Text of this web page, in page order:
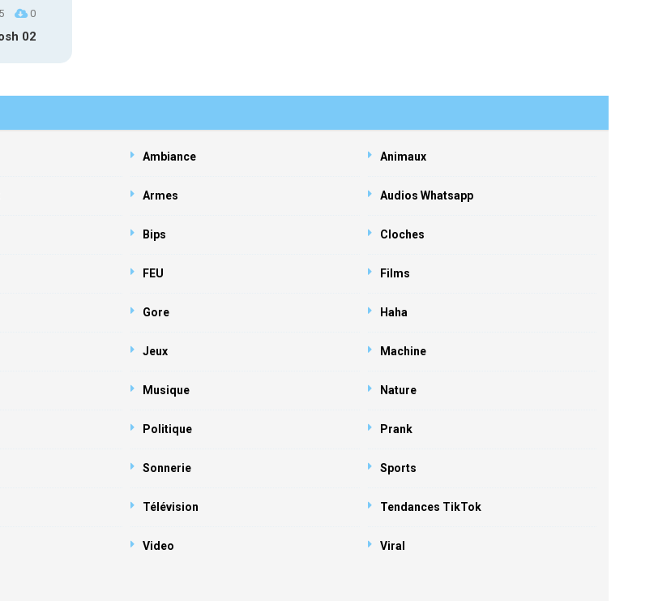
0
02
Ambiance Animaux
Armes Audios Whatsapp
Bips Cloches
FEU Films
Gore Haha
Jeux Machine
Musique Nature
Politique Prank
Sonnerie Sports
Télévision Tendances TikTok
Video Viral